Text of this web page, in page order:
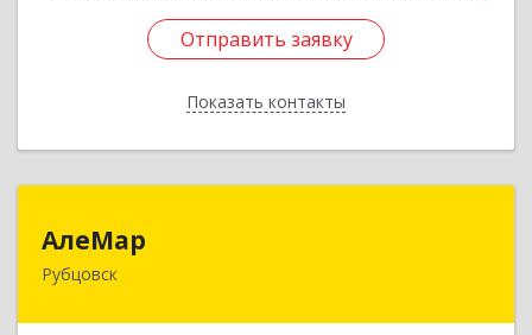
Отправить заявку
Показать контакты
Отправить заявку
Назад
АлеМар
Рубцовск